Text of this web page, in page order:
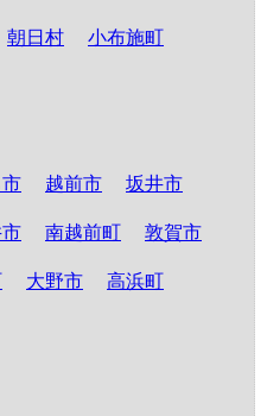
朝日村 小布施町
越前市 坂井市
南越前町 敦賀市
大野市 高浜町